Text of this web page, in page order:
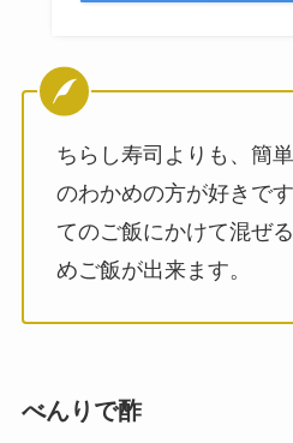
ちらし寿司よりも、簡
のわかめの方が好きで
てのご飯にかけて混ぜ
めご飯が出来ます。
べんりで酢